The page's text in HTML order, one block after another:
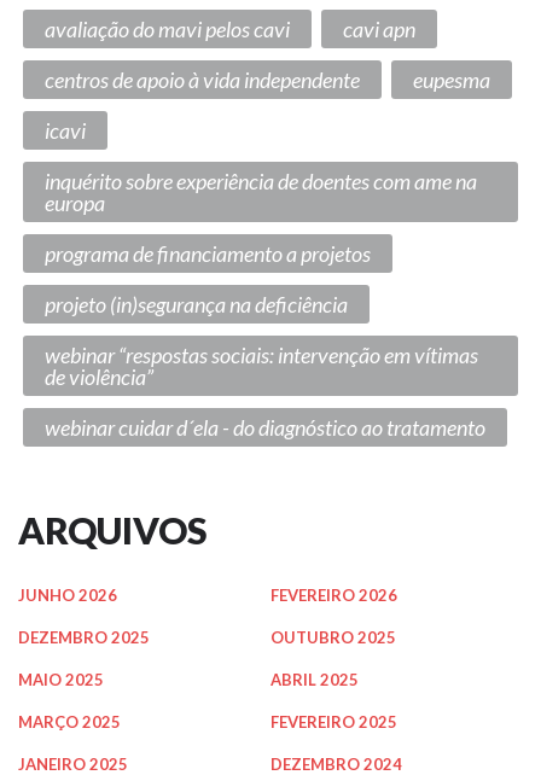
avaliação do mavi pelos cavi
cavi apn
centros de apoio à vida independente
eupesma
icavi
inquérito sobre experiência de doentes com ame na
europa
programa de financiamento a projetos
projeto (in)segurança na deficiência
webinar “respostas sociais: intervenção em vítimas
de violência”
webinar cuidar d´ela - do diagnóstico ao tratamento
ARQUIVOS
JUNHO 2026 FEVEREIRO 2026
DEZEMBRO 2025 OUTUBRO 2025
MAIO 2025 ABRIL 2025
MARÇO 2025 FEVEREIRO 2025
JANEIRO 2025 DEZEMBRO 2024